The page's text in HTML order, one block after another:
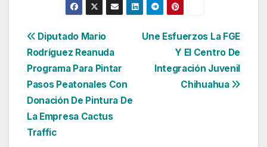
Navegación
de
entradas
Une Esfuerzos La FGE
Y El Centro De
Integración Juvenil
Chihuahua
Diputado Mario
Rodríguez Reanuda
Programa Para Pintar
Pasos Peatonales Con
Donación De Pintura De
La Empresa Cactus
Traffic